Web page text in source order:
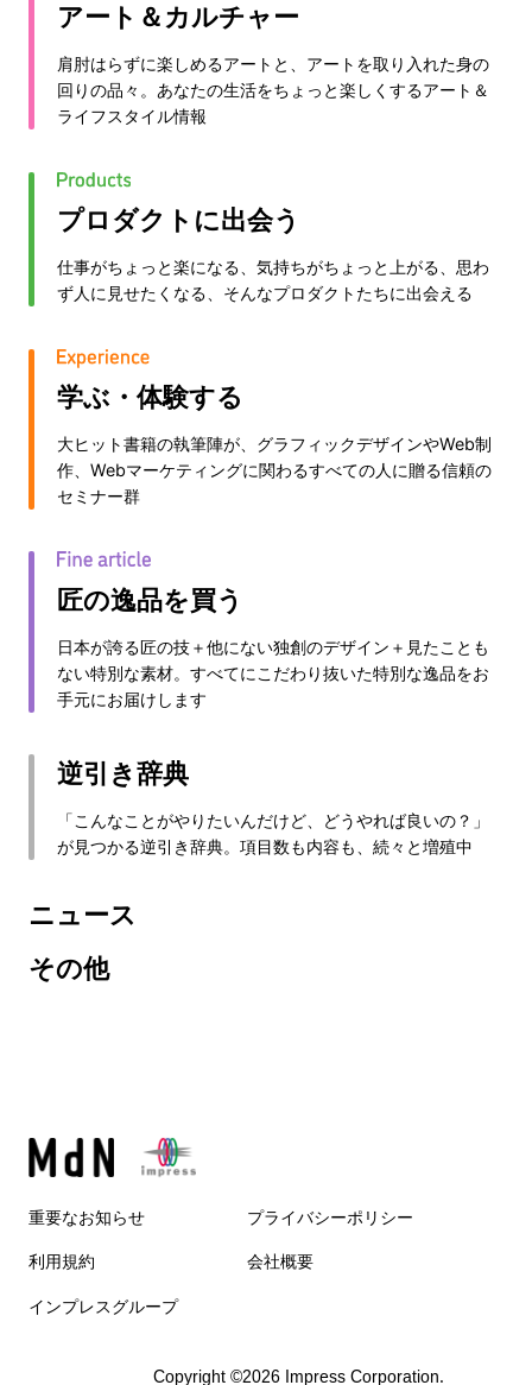
アート＆カルチャー
肩肘はらずに楽しめるアートと、アートを取り入れた身の
回りの品々。あなたの生活をちょっと楽しくするアート＆
ライフスタイル情報
プロダクトに出会う
仕事がちょっと楽になる、気持ちがちょっと上がる、思わ
ず人に見せたくなる、そんなプロダクトたちに出会える
学ぶ・体験する
大ヒット書籍の執筆陣が、グラフィックデザインやWeb制
作、Webマーケティングに関わるすべての人に贈る信頼の
セミナー群
匠の逸品を買う
日本が誇る匠の技＋他にない独創のデザイン＋見たことも
ない特別な素材。すべてにこだわり抜いた特別な逸品をお
手元にお届けします
逆引き辞典
「こんなことがやりたいんだけど、どうやれば良いの？」
が見つかる逆引き辞典。項目数も内容も、続々と増殖中
ニュース
その他
重要なお知らせ プライバシーポリシー
利用規約 会社概要
インプレスグループ